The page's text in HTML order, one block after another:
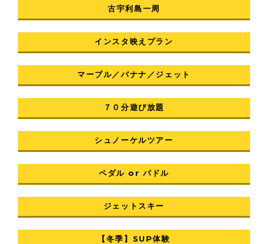
古宇利島一周
インスタ映えプラン
マーブル／バナナ／ジェット
７０分遊び放題
シュノーケルツアー
ペダル or パドル
ジェットスキー
【冬季】SUP体験